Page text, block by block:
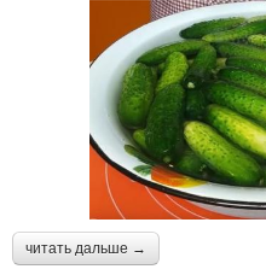
читать дальше →